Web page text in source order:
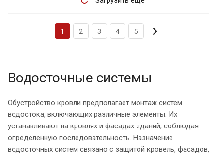
1 2 3 4 5
Водосточные системы
Обустройство кровли предполагает монтаж систем
водостока, включающих различные элементы. Их
устанавливают на кровлях и фасадах зданий, соблюдая
определенную последовательность. Назначение
водосточных систем связано с защитой кровель, фасадов,